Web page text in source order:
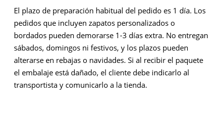
El plazo de preparación habitual del pedido es 1 día. Los
pedidos que incluyen zapatos personalizados o
bordados pueden demorarse 1-3 días extra. No entregan
sábados, domingos ni festivos, y los plazos pueden
alterarse en rebajas o navidades. Si al recibir el paquete
el embalaje está dañado, el cliente debe indicarlo al
transportista y comunicarlo a la tienda.